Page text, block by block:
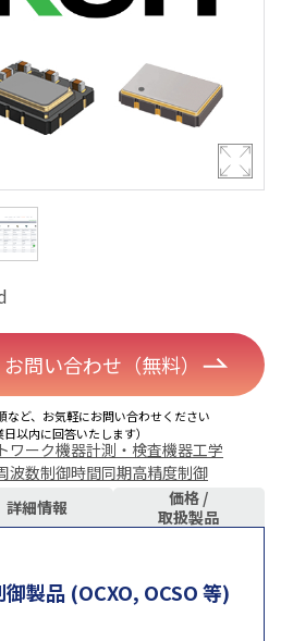
問い合わせ（無料）
など、お気軽にお問い合わせください
日以内に回答いたします）
ワーク機器計測・検査機器工学
波数制御時間同期高精度制御
詳細情報
価格 /
取扱製品
製品 (OCXO, OCSO 等)